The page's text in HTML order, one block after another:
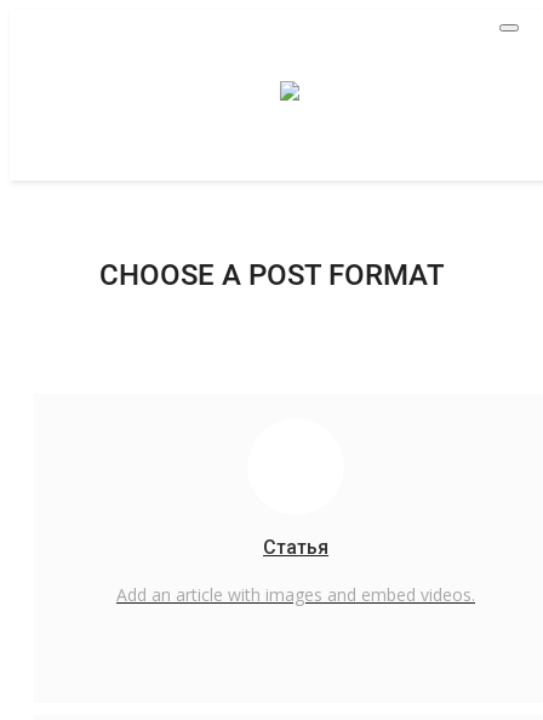
Brawl Stars - Бравл Старс
CHOOSE A POST FORMAT
Статья
Add an article with images and embed videos.